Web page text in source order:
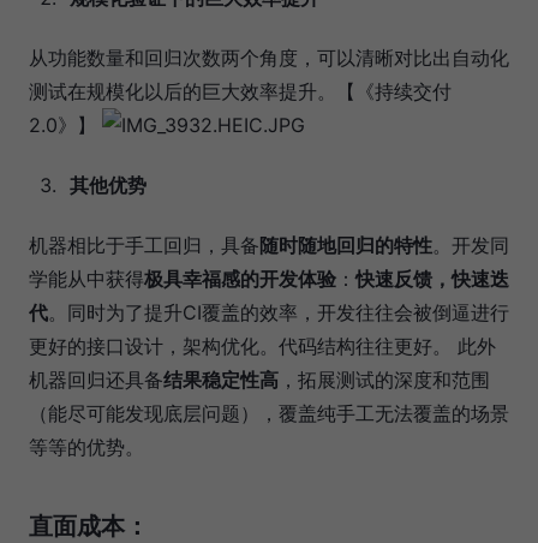
从功能数量和回归次数两个角度，可以清晰对比出自动化
测试在规模化以后的巨大效率提升。【《持续交付
2.0》】
其他优势
机器相比于手工回归，具备随时随地回归的特性。开发同
学能从中获得极具幸福感的开发体验 ：快速反馈，快速迭
代。同时为了提升CI覆盖的效率，开发往往会被倒逼进行
更好的接口设计，架构优化。代码结构往往更好。 此外
机器回归还具备结果稳定性高 ，拓展测试的深度和范围
（能尽可能发现底层问题），覆盖纯手工无法覆盖的场景
等等的优势。
直面成本：